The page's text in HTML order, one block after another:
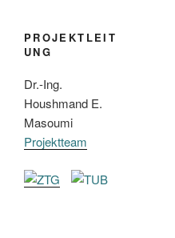
PROJEKTLEIT
UNG
Dr.-Ing.
Houshmand E.
Masoumi
Projektteam